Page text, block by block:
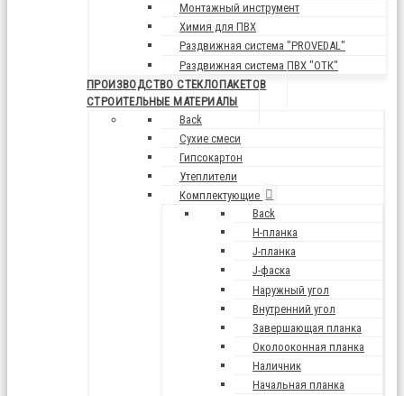
Монтажный инструмент
Химия для ПВХ
Раздвижная система "PROVEDAL"
Раздвижная система ПВХ "ОТК"
ПРОИЗВОДСТВО СТЕКЛОПАКЕТОВ
СТРОИТЕЛЬНЫЕ МАТЕРИАЛЫ
Back
Сухие смеси
Гипсокартон
Утеплители
Комплектующие
Back
H-планка
J-планка
J-фаска
Наружный угол
Внутренний угол
Завершающая планка
Околооконная планка
Наличник
Начальная планка